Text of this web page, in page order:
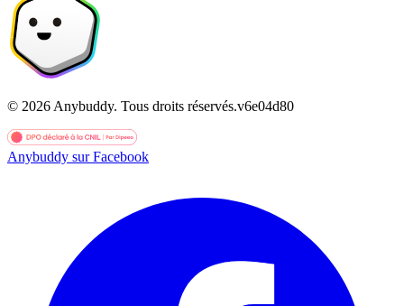
© 2026 Anybuddy. Tous droits réservés.v6e04d80
Anybuddy sur Facebook